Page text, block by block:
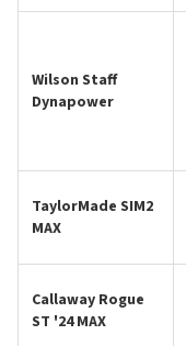
Wilson Staff
Dynapower
TaylorMade SIM2
MAX
Callaway Rogue
ST '24 MAX